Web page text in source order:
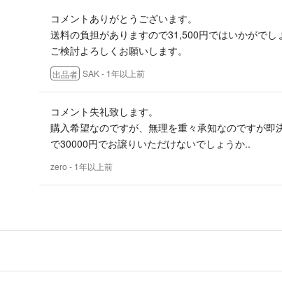
コメントありがとうございます。
送料の負担がありますので31,500円ではいかがでし
ご検討よろしくお願いします。
出品者 SAK- 1年以上前
コメント失礼致します。
購入希望なのですが、無理を重々承知なのですが即
で30000円でお譲りいただけないでしょうか..
zero - 1年以上前